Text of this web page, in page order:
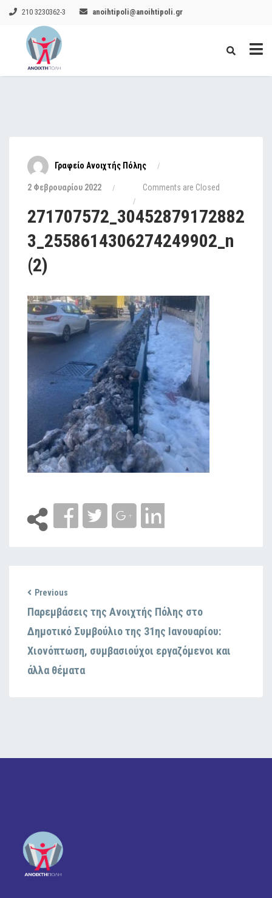
210 3230362-3 anoihtipoli@anoihtipoli.gr
Γραφείο Ανοιχτής Πόλης
2 Φεβρουαρίου 2022 Comments are Closed
271707572_30452879172882
3_2558614306274249902_n
(2)
Previous
Παρεμβάσεις της Ανοιχτής Πόλης στο
Δημοτικό Συμβούλιο της 31ης Ιανουαρίου:
Χιονόπτωση, συμβασιούχοι εργαζόμενοι και
άλλα θέματα